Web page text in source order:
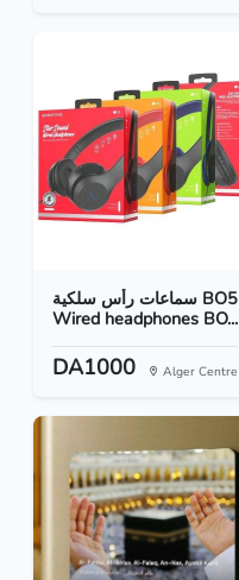
سماعات رأس سلكية BO5
Wired headphones BO...
DA1000 Alger Centre